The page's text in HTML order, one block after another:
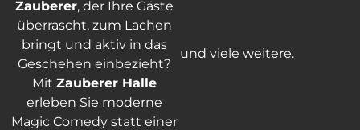
Zauberer, der Ihre Gäste
überrascht, zum Lachen
bringt und aktiv in das
Geschehen einbezieht?
Mit Zauberer Halle
erleben Sie moderne
Magic Comedy statt einer
und viele weitere.